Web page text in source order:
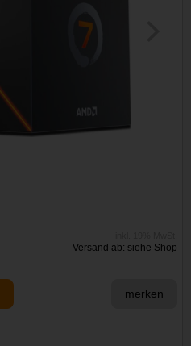
Versand ab: siehe Shop
merken